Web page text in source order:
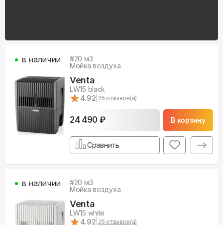
#20 м3
Мойка воздуха
Venta
LW15 black
★
★4.92 25 отзывов(а)
24 490 ₽ В корзину
в наличии
Сравнить
#20 м3
Мойка воздуха
Venta
LW15 white
★
★4.92 25 отзывов(а)
в наличии